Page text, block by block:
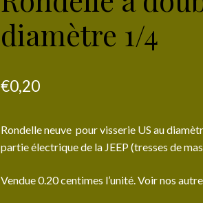
diamètre 1/4
€0,20
Rondelle neuve pour visserie US au
partie électrique de la JEEP (tresses de
Vendue 0.20 centimes l’unité. Voir nos